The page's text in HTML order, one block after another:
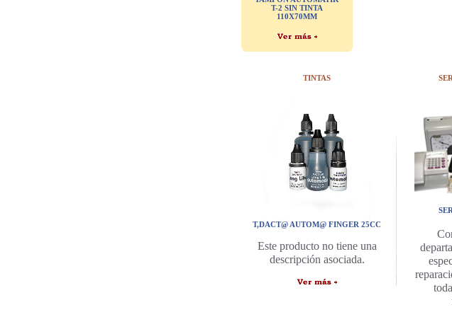
T-2 SIN TINTA
110X70MM
TINTAS
T,DACT@ AUTOM@ FINGER 25CC
Este producto no tiene una
descripción asociada.